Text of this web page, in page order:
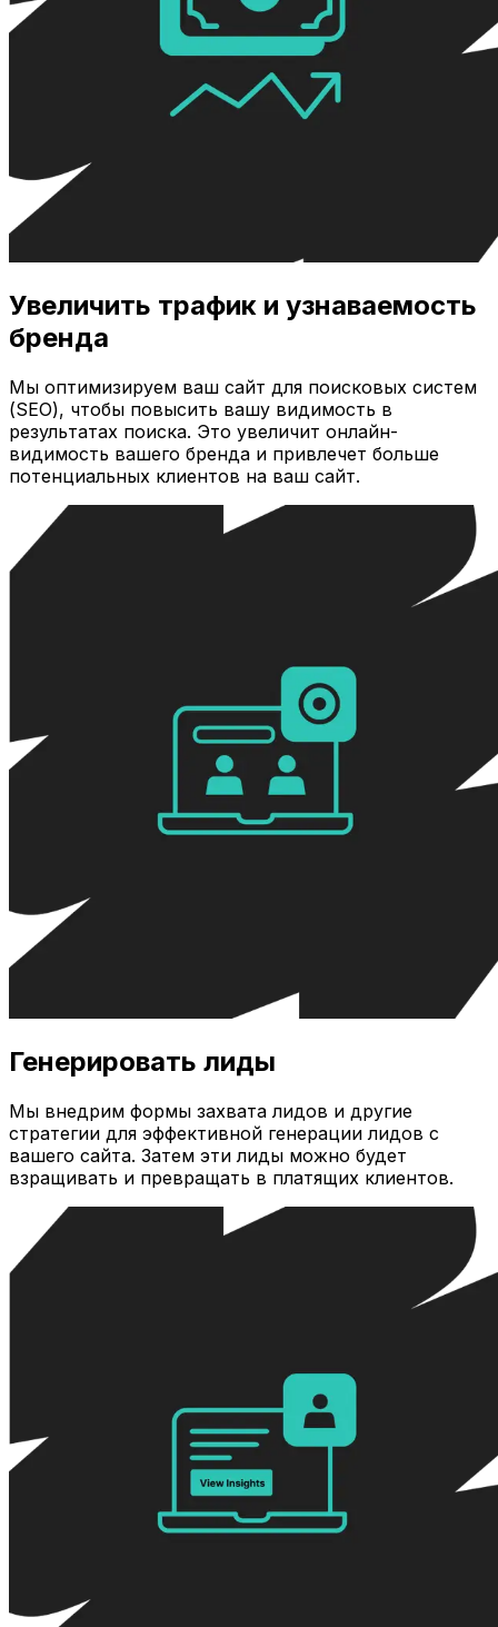
Увеличить трафик и узнаваемость
бренда
Мы оптимизируем ваш сайт для поисковых систем
(SEO), чтобы повысить вашу видимость в
результатах поиска. Это увеличит онлайн-
видимость вашего бренда и привлечет больше
потенциальных клиентов на ваш сайт.
Генерировать лиды
Мы внедрим формы захвата лидов и другие
стратегии для эффективной генерации лидов с
вашего сайта. Затем эти лиды можно будет
взращивать и превращать в платящих клиентов.